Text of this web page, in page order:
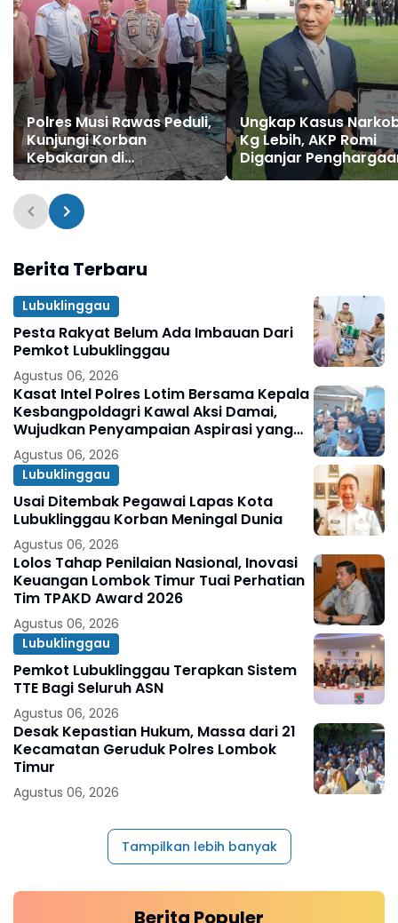
Polres Musi Rawas Peduli,
Kunjungi Korban
Kebakaran di
Kecamatan Jayaloka
dan Berikan Bantuan
Ungkap Kasus
Kg Lebih, AKP Romi
Diganjar
Dari Pemkot Lubuk
Berita Terbaru
Lubuklinggau
Pesta Rakyat Belum Ada Imbauan Dari
Pemkot Lubuklinggau
Agustus 06, 2026
Kasat Intel Polres Lotim Bersama Kepala
Kesbangpoldagri Kawal Aksi Damai,
Wujudkan Penyampaian Aspirasi yang
Aman dan Kondusif
Agustus 06, 2026
Lubuklinggau
Usai Ditembak Pegawai Lapas Kota
Lubuklinggau Korban Meningal Dunia
Agustus 06, 2026
Lolos Tahap Penilaian Nasional, Inovasi
Keuangan Lombok Timur Tuai Perhatian
Tim TPAKD Award 2026
Agustus 06, 2026
Lubuklinggau
Pemkot Lubuklinggau Terapkan Sistem
TTE Bagi Seluruh ASN
Agustus 06, 2026
Desak Kepastian Hukum, Massa dari 21
Kecamatan Geruduk Polres Lombok
Timur
Agustus 06, 2026
Tampilkan lebih banyak
Berita Populer